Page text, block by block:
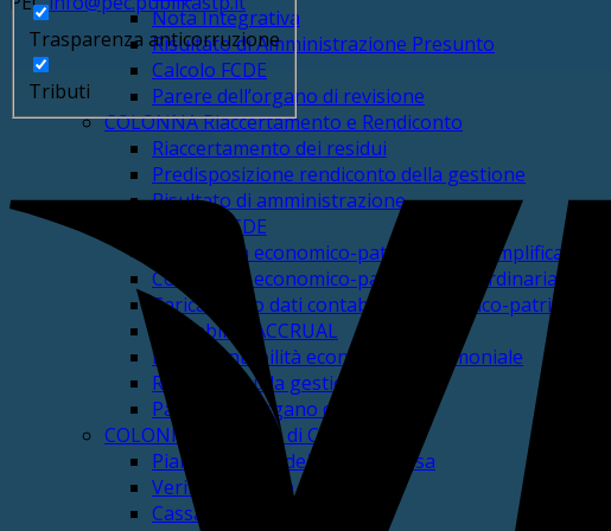
Nota Integrativa
Risultato di Amministrazione Presunto
Calcolo FCDE
Parere dell’organo di revisione
COLONNA Riaccertamento e Rendiconto
Riaccertamento dei residui
Predisposizione rendiconto della gestione
Risultato di amministrazione
Calcolo FCDE
Contabilità economico-patrimoniale semplificata
Contabilità economico-patrimoniale ordinaria
Caricamento dati contabilità economico-patrimoniale
Contabilità ACCRUAL
BDAP contabilità economico-patrimoniale
Relazione sulla gestione
Parere dell’organo di revisione
COLONNA Gestione di Cassa
Piano annuale dei flussi di cassa
Verifica di Cassa
Cassa Vincolata
Trasparenza anticorruzione
Tributi